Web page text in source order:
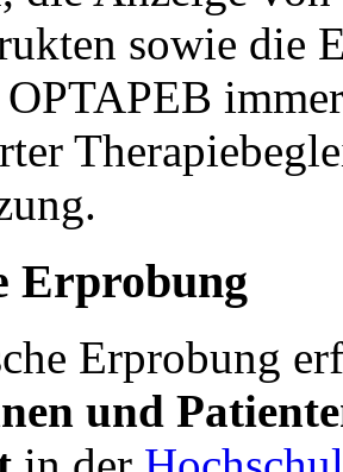
sowie die
Erprobung
Erprobung
und